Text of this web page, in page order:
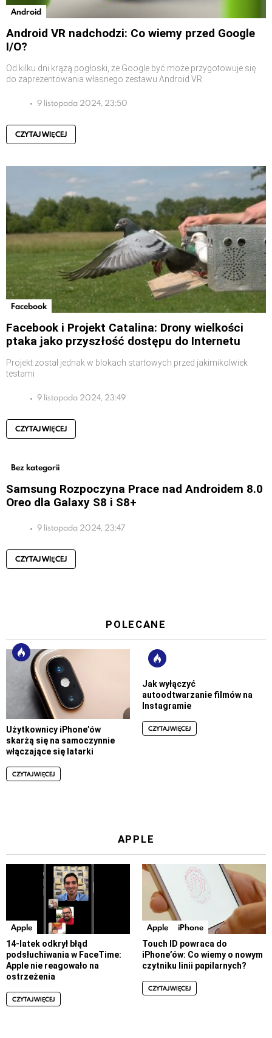
Android
Android VR nadchodzi: Co wiemy przed Google
I/O?
Od kilku dni krążą pogłoski, że Google być może przygotowuje się
do zaprezentowania własnego zestawu Android VR
9 listopada 2024, 23:50
CZYTAJ WIĘCEJ
Facebook
Facebook i Projekt Catalina: Drony wielkości
ptaka jako przyszłość dostępu do Internetu
Projekt został jednak w blokach startowych przed jakimikolwiek
testami
9 listopada 2024, 23:49
CZYTAJ WIĘCEJ
Bez kategorii
Samsung Rozpoczyna Prace nad Androidem 8.0
Oreo dla Galaxy S8 i S8+
9 listopada 2024, 23:47
CZYTAJ WIĘCEJ
POLECANE
Użytkownicy iPhone’ów
skarżą się na samoczynnie
włączające się latarki
CZYTAJ WIĘCEJ
Jak wyłączyć
autoodtwarzanie filmów na
Instagramie
CZYTAJ WIĘCEJ
APPLE
Apple
14-latek odkrył błąd
podsłuchiwania w FaceTime:
Apple nie reagowało na
ostrzeżenia
CZYTAJ WIĘCEJ
Apple iPhone
Touch ID powraca do
iPhone’ów: Co wiemy o nowym
czytniku linii papilarnych?
CZYTAJ WIĘCEJ